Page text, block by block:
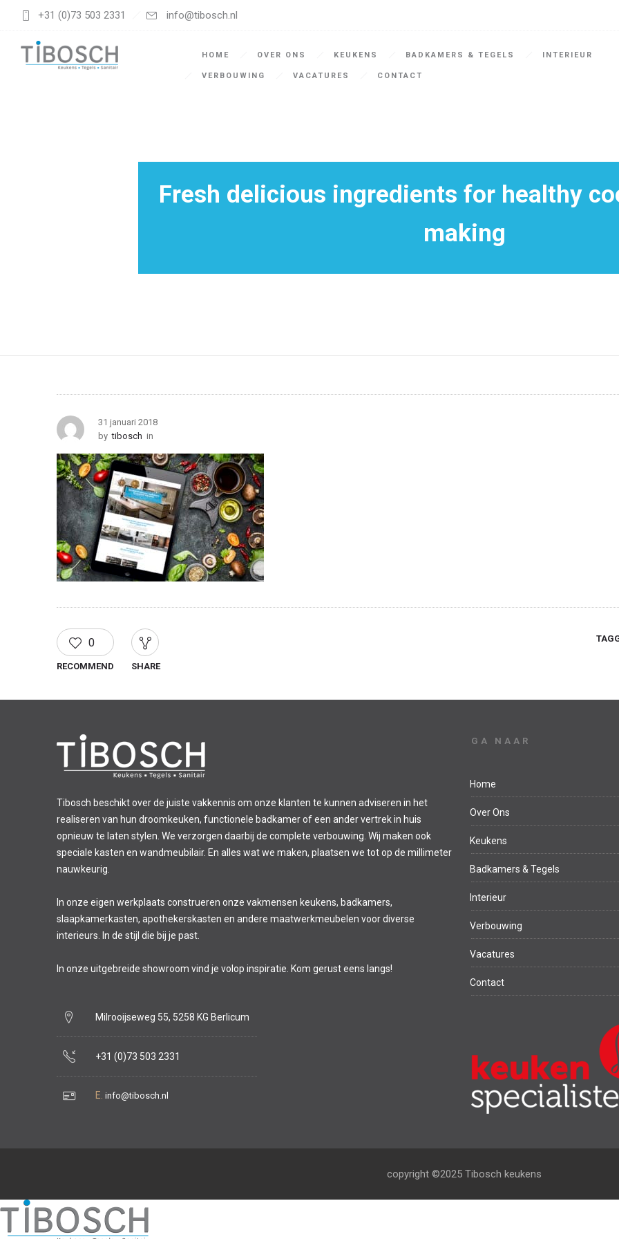
+31 (0)73 503 2331 info@tibosch.nl
HOME OVER ONS KEUKENS BADKAMERS & TEGELS INTERIEUR
VERBOUWING VACATURES CONTACT
Fresh delicious ingredients for healthy
making
31 januari 2018
by tibosch in
0
RECOMMEND SHARE
Tibosch beschikt over de juiste vakkennis om onze klanten te kunnen adviseren in het
realiseren van hun droomkeuken, functionele badkamer of een ander vertrek in huis
opnieuw te laten stylen. We verzorgen daarbij de complete verbouwing. Wij maken ook
speciale kasten en wandmeubilair. En alles wat we maken, plaatsen we tot op de millimeter
nauwkeurig.
In onze eigen werkplaats construeren onze vakmensen keukens, badkamers,
slaapkamerkasten, apothekerskasten en andere maatwerkmeubelen voor diverse
interieurs. In de stijl die bij je past.
In onze uitgebreide showroom vind je volop inspiratie. Kom gerust eens langs!
Milrooijseweg 55, 5258 KG Berlicum
+31 (0)73 503 2331
E. info@tibosch.nl
GA NAAR
Home
Over Ons
Keukens
Badkamers & Tegels
Interieur
Verbouwing
Vacatures
Contact
copyright ©2025 Tibosch keukens